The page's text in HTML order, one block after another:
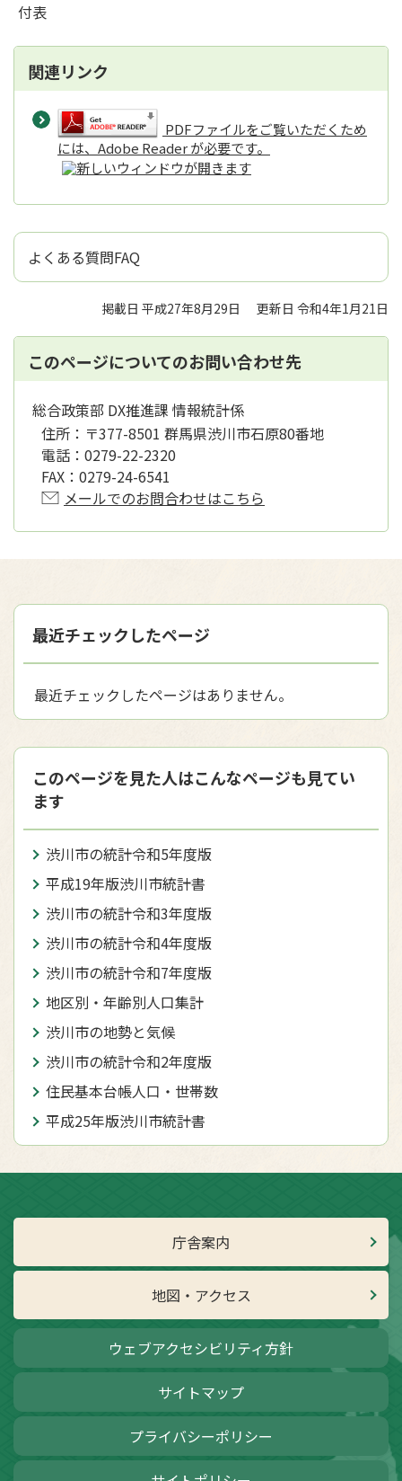
付表
関連リンク
PDFファイルをご覧いただくため
には、Adobe Reader が必要です。
よくある質問FAQ
掲載日 平成27年8月29日 更新日 令和4年1月21日
このページについてのお問い合わせ先
総合政策部 DX推進課 情報統計係
住所： 〒377-8501 群馬県渋川市石原80番地
電話： 0279-22-2320
FAX： 0279-24-6541
メールでのお問合わせはこちら
最近チェックしたページ
最近チェックしたページはありません。
このページを見た人はこんなページも見てい
ます
渋川市の統計令和5年度版
平成19年版渋川市統計書
渋川市の統計令和3年度版
渋川市の統計令和4年度版
渋川市の統計令和7年度版
地区別・年齢別人口集計
渋川市の地勢と気候
渋川市の統計令和2年度版
住民基本台帳人口・世帯数
平成25年版渋川市統計書
庁舎案内
地図・アクセス
ウェブアクセシビリティ方針
サイトマップ
プライバシーポリシー